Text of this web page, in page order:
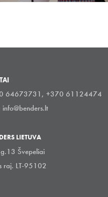
64673731, +370 61124474
info@benders.lt
LIETUVA
g.13 Švepeliai
raj. LT-95102